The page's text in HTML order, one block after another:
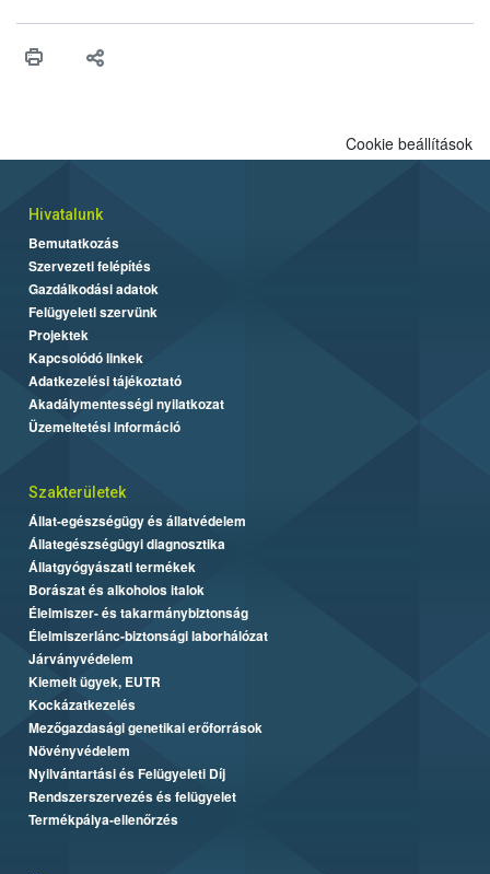
érésű szőlőkben is legyen lehetőség a károsító elleni további
felhasználók számára is elérhető és ökológiai termesztésben is
Cookie beállítások
Hivatalunk
Bemutatkozás
Szervezeti felépítés
Gazdálkodási adatok
Felügyeleti szervünk
Projektek
Kapcsolódó linkek
Adatkezelési tájékoztató
Akadálymentességi nyilatkozat
Üzemeltetési információ
Szakterületek
Állat-egészségügy és állatvédelem
Állategészségügyi diagnosztika
Állatgyógyászati termékek
Borászat és alkoholos italok
Élelmiszer- és takarmánybiztonság
Élelmiszerlánc-biztonsági laborhálózat
Járványvédelem
Kiemelt ügyek, EUTR
Kockázatkezelés
Mezőgazdasági genetikai erőforrások
Növényvédelem
Nyilvántartási és Felügyeleti Díj
Rendszerszervezés és felügyelet
Termékpálya-ellenőrzés